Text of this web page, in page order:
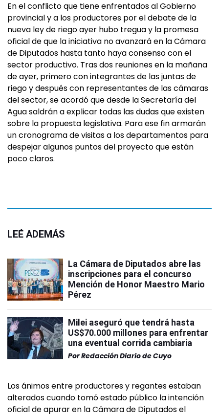
En el conflicto que tiene enfrentados al Gobierno
provincial y a los productores por el debate de la
nueva ley de riego ayer hubo tregua y la promesa
oficial de que la iniciativa no avanzará en la Cámara
de Diputados hasta tanto haya consenso con el
sector productivo. Tras dos reuniones en la mañana
de ayer, primero con integrantes de las juntas de
riego y después con representantes de las cámaras
del sector, se acordó que desde la Secretaría del
Agua saldrán a explicar todas las dudas que existen
sobre la propuesta legislativa. Para ese fin armarán
un cronograma de visitas a los departamentos para
despejar algunos puntos del proyecto que están
poco claros.
LEÉ ADEMÁS
La Cámara de Diputados abre las
inscripciones para el concurso
Mención de Honor Maestro Mario
Pérez
Milei aseguró que tendrá hasta
US$70.000 millones para enfrentar
una eventual corrida cambiaria
PorRedacción Diario de Cuyo
Los ánimos entre productores y regantes estaban
alterados cuando tomó estado público la intención
oficial de apurar en la Cámara de Diputados el